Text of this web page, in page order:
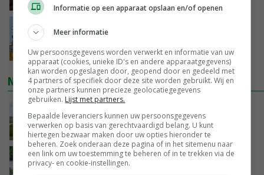
Internationale vraag naar geitenzuivel blijft
groot: Nederland in Europese top
08-08-2026
NIEUWSTE VIDEO'S
POAH!: John Deere 7730
08-08-2026
Oekraïne-vlogger Kees Huizinga: ‘Bezoek van
de ambassade mag zelf groente plukken’
Informatie op een apparaat opslaan en/of openen
Meer informatie
Uw persoonsgegevens worden verwerkt en informatie van uw
apparaat (cookies, unieke ID's en andere apparaatgegevens)
kan worden opgeslagen door, geopend door en gedeeld met
4 partners of specifiek door deze site worden gebruikt. Wij en
onze partners kunnen precieze geolocatiegegevens
gebruiken. Lijst met partners.
Bepaalde leveranciers kunnen uw persoonsgegevens
verwerken op basis van gerechtvaardigd belang. U kunt
hiertegen bezwaar maken door uw opties hieronder te
beheren. Zoek onderaan deze pagina of in het sitemenu naar
een link om uw toestemming te beheren of in te trekken via de
privacy- en cookie-instellingen.